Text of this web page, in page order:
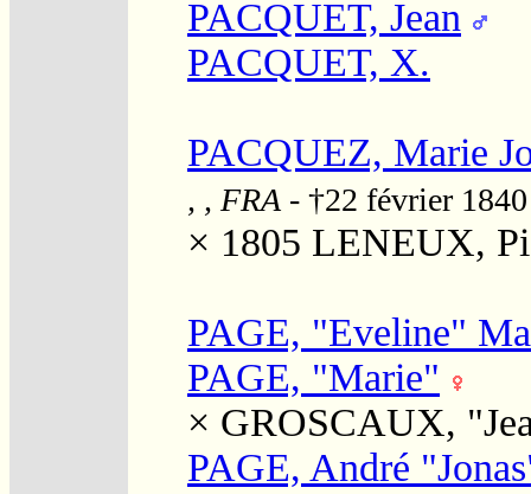
PACQUET, Jean
PACQUET, X.
PACQUEZ, Marie
, , FRA - †22 février
× 1805 LENEUX,
PAGE, "Eveline"
PAGE, "Marie"
× GROSCAUX,
PAGE, André